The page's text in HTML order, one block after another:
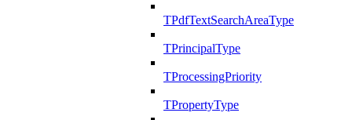
TPdfTextSearchAreaType
TPrincipalType
TProcessingPriority
TPropertyType